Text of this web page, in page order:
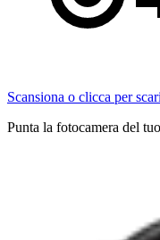
Scansiona o clicca per
Punta la fotocamera del